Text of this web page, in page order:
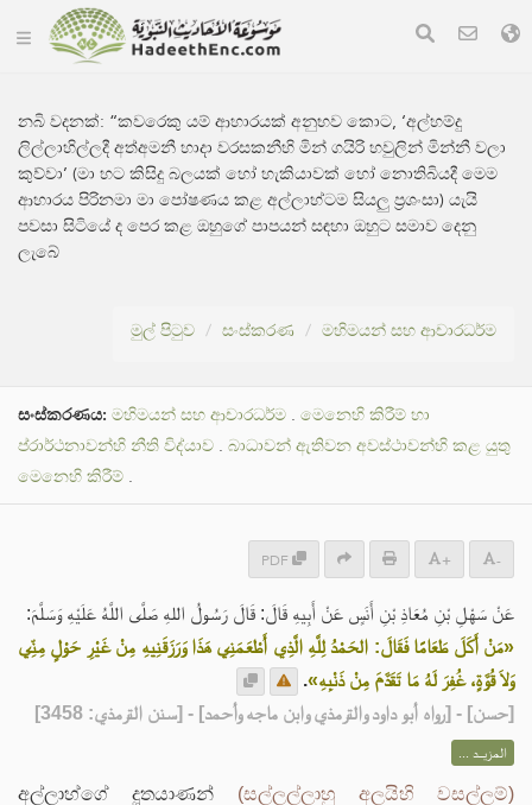
නබි වදනක්: “කවරෙකු යම් ආහාරයක් අනුභව කොට, ‘අල්හම්දු
ලිල්ලාහිල්ලදී අත්අමනී හාදා වරසකනීහි මින් ගයිරි හවුලින් මින්නී වලා
කුව්වා’ (මා හට කිසිදු බලයක් හෝ හැකියාවක් හෝ නොතිබියදී මෙම
ආහාරය පිරිනමා මා පෝෂණය කළ අල්ලාහ්ටම සියලු ප්‍රශංසා) යැයි
පවසා සිටියේ ද පෙර කළ ඔහුගේ පාපයන් සඳහා ඔහුට සමාව දෙනු
ලැබේ
මුල් පිටුව සංස්කරණ මහිමයන් සහ ආචාරධර්ම
සංස්කරණය: මහිමයන් සහ ආචාරධර්ම . මෙනෙහි කිරීම් හා
ප්රාර්ථනාවන්හි නීති විද්යාව . බාධාවන් ඇතිවන අවස්ථාවන්හි කළ යුතු
මෙනෙහි කිරීම් .
PDF + -
عَنْ سَهْلِ بْنِ مُعَاذِ بْنِ أَنَسٍ عَنْ أَبِيهِ قَالَ: قَالَ رَسُولُ اللهِ صَلَّى اللَّهُ عَلَيْهِ وَسَلَّمَ:
«مَنْ أَكَلَ طَعَامًا فَقَالَ: الحَمْدُ لِلَّهِ الَّذِي أَطْعَمَنِي هَذَا وَرَزَقَنِيهِ مِنْ غَيْرِ حَوْلٍ مِنِّي
وَلاَ قُوَّةٍ، غُفِرَ لَهُ مَا تَقَدَّمَ مِنْ ذَنْبِهِ».
[حسن] - [رواه أبو داود والترمذي وابن ماجه وأحمد] - [سنن الترمذي: 3458]
المزيــد ...
අල්ලාහ්ගේ දූතයාණන් (සල්ලල්ලාහු අලයිහි වසල්ලම්)